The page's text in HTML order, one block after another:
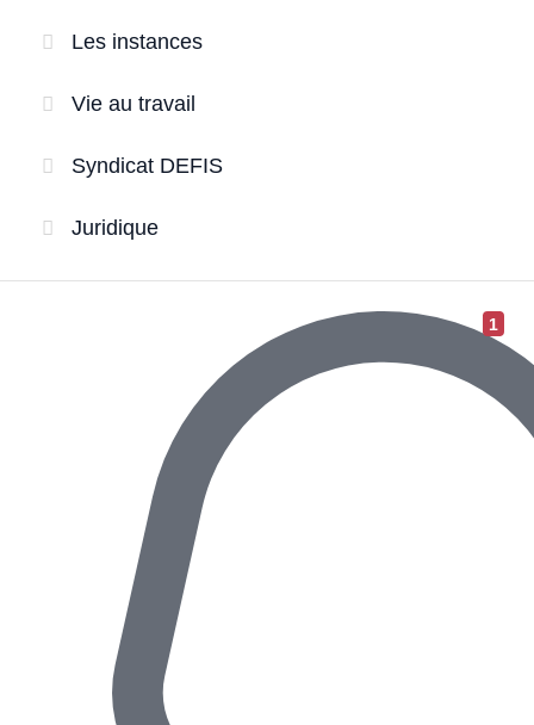
Les instances
Vie au travail
Syndicat DEFIS
Juridique
1